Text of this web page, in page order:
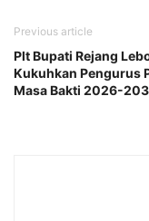
Previous article
Plt Bupati Rejang
Kukuhkan Pengurus
Masa Bakti 2026-